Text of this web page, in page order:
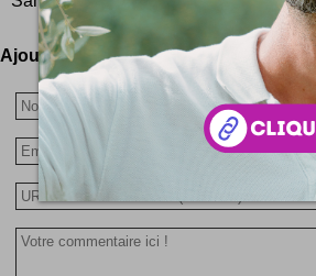
Ajoutez votre avis !